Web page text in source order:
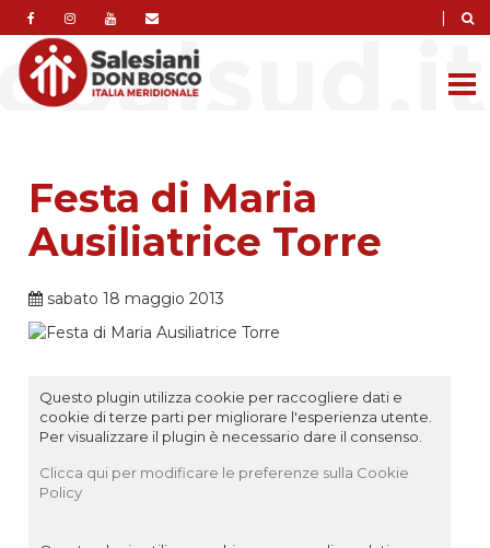
|
Festa di Maria
Ausiliatrice Torre
sabato 18 maggio 2013
Questo plugin utilizza cookie per raccogliere dati e
cookie di terze parti per migliorare l'esperienza utente.
Per visualizzare il plugin è necessario dare il consenso.
Clicca qui per modificare le preferenze sulla Cookie
Policy